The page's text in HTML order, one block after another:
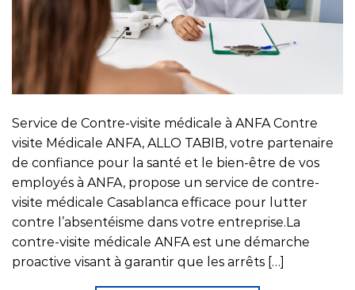
Service de Contre-visite médicale à ANFA Contre
visite Médicale ANFA, ALLO TABIB, votre partenaire
de confiance pour la santé et le bien-être de vos
employés à ANFA, propose un service de contre-
visite médicale Casablanca efficace pour lutter
contre l’absentéisme dans votre entreprise.La
contre-visite médicale ANFA est une démarche
proactive visant à garantir que les arrêts […]